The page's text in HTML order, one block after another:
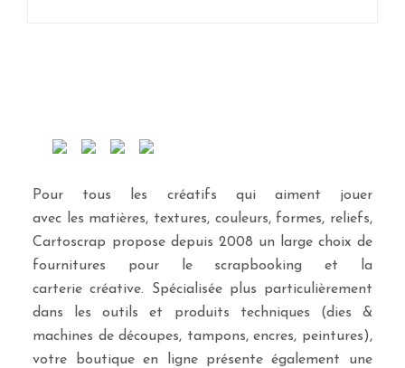
Pour tous les créatifs qui aiment jouer
avec les matières, textures, couleurs, formes, reliefs,
Cartoscrap propose depuis 2008 un large choix de
fournitures pour le scrapbooking et la
carterie créative. Spécialisée plus particulièrement
dans les outils et produits techniques (dies &
machines de découpes, tampons, encres, peintures),
votre boutique en ligne présente également une